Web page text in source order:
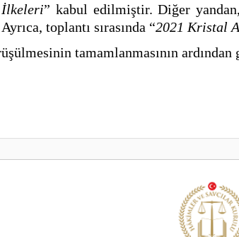
İlkeleri” kabul edilmiştir. Diğer
toplantı sırasında “2021 Kristal
tamamlanmasının